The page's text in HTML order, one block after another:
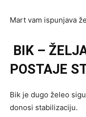
Mart vam ispunjava
BIK –
POSTAJE
Bik je dugo želeo
donosi stabilizaciju.